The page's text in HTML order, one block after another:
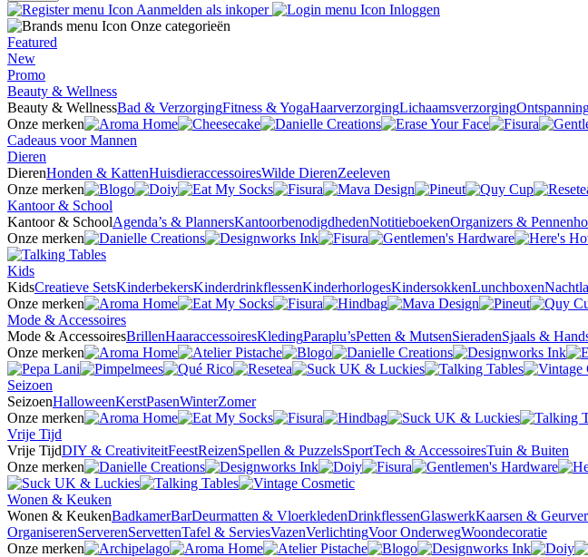
Aanmelden als inkoper
Inloggen
Onze categorieën
Featured
New
Promo
Beauty & Wellness
Beauty & WellnessBad & VerzorgingFitness & YogaHaarverzorgingLichaamsverzorging
Onze merken
Cadeaus voor Mannen
Dieren
DierenHonden & KattenHuisdieraccessoiresWilde DierenZeeleven
Onze merken
Kantoor & School
Kantoor & SchoolAgenda’s & PlannersKantoorbenodigdhedenNotitieboekenOrganizers &
Onze merken
Kids
KidsCreatieve SetsKinderbekersKinderdrinkflessenKinderhorlogesKindersokkenLunchboxen
Onze merken
Mode & Accessoires
Mode & AccessoiresBrillenHaaraccessoiresKledingParaplu’sPetten & MutsenSieradenSjaals &
Onze merken
Seizoen
SeizoenHalloweenKerstPasenWinterZomer
Onze merken
Vrije Tijd
Vrije TijdDIY & CreativiteitFeestReizenSpellen & PuzzelsSportTech & AccessoiresTuin & Buiten
Onze merken
Wonen & Keuken
Wonen & KeukenBadkamerBarDeurmatten & VloerkledenDrinkflessenGlaswerkKaarsen &
OrganiserenServerenServettenTafel & ServiesVazenVerlichtingVoor OnderwegWoondecoratie
Onze merken